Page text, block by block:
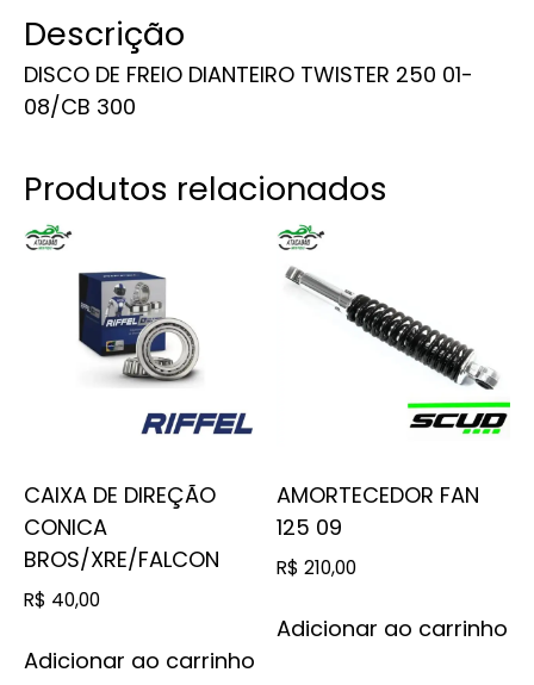
300
quantidade
Descrição
DISCO DE FREIO DIANTEIRO TWISTER 250 01-
08/CB 300
Produtos relacionados
CAIXA DE DIREÇÃO
CONICA
BROS/XRE/FALCON
R$ 40,00
Adicionar ao carrinho
AMORTECEDOR FAN
125 09
R$ 210,00
Adicionar ao carrinho